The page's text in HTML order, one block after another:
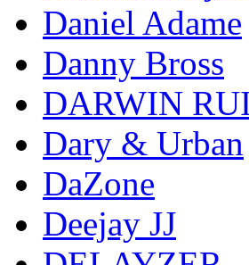
Daniel Adame
Danny Bross
DARWIN
Dary & Urban
DaZone
Deejay JJ